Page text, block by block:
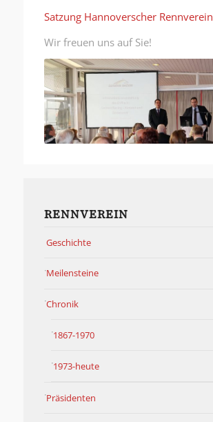
Satzung Hannoverscher
Wir freuen uns auf Sie!
RENNVEREIN
Geschichte
Meilensteine
Chronik
1867-1970
1973-heute
Präsidenten